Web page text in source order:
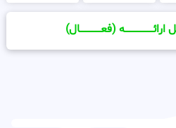
(فعـــــــــــــــال)